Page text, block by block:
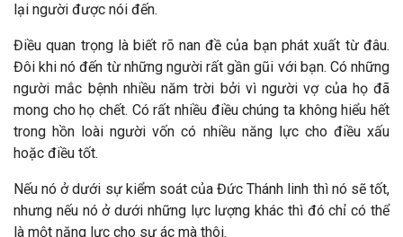
lại người được nói đến.
Điều quan trọng là biết rõ nan đề của bạn phát xuất từ đâu.
Đôi khi nó đến từ những người rất gần gũi với bạn. Có những
người mắc bệnh nhiều năm trời bởi vì người vợ của họ đã
mong cho họ chết. Có rất nhiều điều chúng ta không hiểu hết
trong hồn loài người vốn có nhiều năng lực cho điều xấu
hoặc điều tốt.
Nếu nó ở dưới sự kiểm soát của Đức Thánh linh thì nó sẽ tốt,
nhưng nếu nó ở dưới những lực lượng khác thì đó chỉ có thể
là một năng lực cho sự ác mà thôi.